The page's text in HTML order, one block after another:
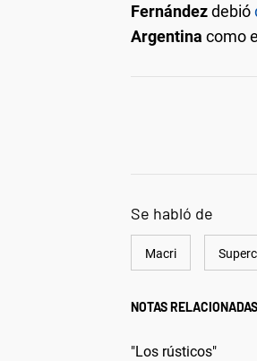
Fernándezdebió
Argentina como
Se habló de
Macri
NOTAS RELACIONADAS
"Los rústicos"